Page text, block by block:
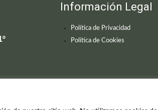
Información Legal
Política de Privacidad
Política de Cookies